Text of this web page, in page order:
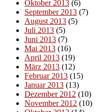
Oktober 2013 (6)
September 2013 (7)
August 2013 (5)
Juli 2013 (5)
Juni 2013 (7)
Mai 2013 (16)
April 2013 (19)
März 2013 (12)
Februar 2013 (15)
Januar 2013 (13)
Dezember 2012 (10)
November 2012 (10)